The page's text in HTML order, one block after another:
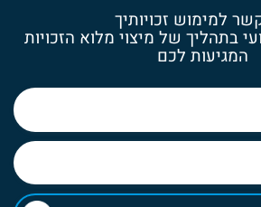
למימוש זכויותיך
בתהליך של מיצוי מלוא הזכויות
המגיעות לכם